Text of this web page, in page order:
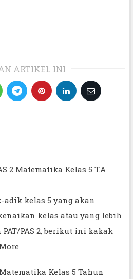
ARTIKEL INI
2 Matematika Kelas 5 T.A
adik kelas 5 yang akan
kelas atau yang lebih
PAS 2, berikut ini kakak
Kelas 5 Tahun